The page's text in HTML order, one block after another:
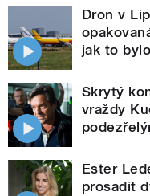
Dron v
jak to
Skrytý
vraždy
Ester
prosadit